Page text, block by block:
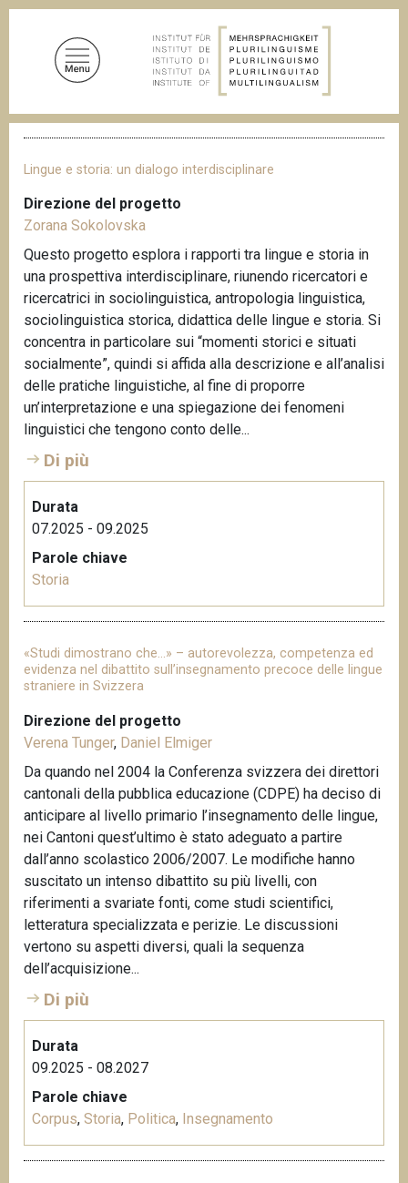
i
c
o
l
d
i
p
a
n
e
Lingue e storia: un dialogo interdisciplinare
Direzione del progetto
Zorana Sokolovska
Questo progetto esplora i rapporti tra lingue e storia in
una prospettiva interdisciplinare, riunendo ricercatori e
ricercatrici in sociolinguistica, antropologia linguistica,
sociolinguistica storica, didattica delle lingue e storia. Si
concentra in particolare sui “momenti storici e situati
socialmente”, quindi si affida alla descrizione e all’analisi
delle pratiche linguistiche, al fine di proporre
un’interpretazione e una spiegazione dei fenomeni
linguistici che tengono conto delle...
Di più
Durata
07.2025 - 09.2025
Parole chiave
Storia
«Studi dimostrano che…» – autorevolezza, competenza ed
evidenza nel dibattito sull’insegnamento precoce delle lingue
straniere in Svizzera
Direzione del progetto
Verena Tunger, Daniel Elmiger
Da quando nel 2004 la Conferenza svizzera dei direttori
cantonali della pubblica educazione (CDPE) ha deciso di
anticipare al livello primario l’insegnamento delle lingue,
nei Cantoni quest’ultimo è stato adeguato a partire
dall’anno scolastico 2006/2007. Le modifiche hanno
suscitato un intenso dibattito su più livelli, con
riferimenti a svariate fonti, come studi scientifici,
letteratura specializzata e perizie. Le discussioni
vertono su aspetti diversi, quali la sequenza
dell’acquisizione...
Di più
Durata
09.2025 - 08.2027
Parole chiave
Corpus, Storia, Politica, Insegnamento